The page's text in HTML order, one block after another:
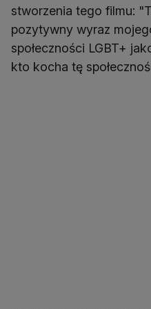
stworzenia tego filmu:
pozytywny wyraz
społeczności LGBT+
kto kocha tę